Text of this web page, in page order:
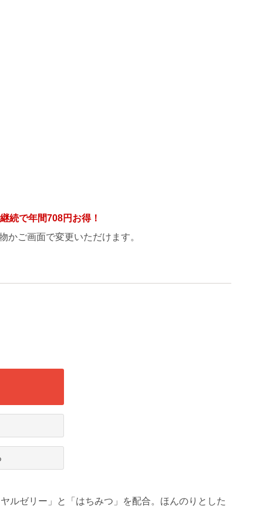
続で年間708円 お得！
ご画面で変更いただけます。
ルゼリー」と「はちみつ」を配合。ほんのりとした